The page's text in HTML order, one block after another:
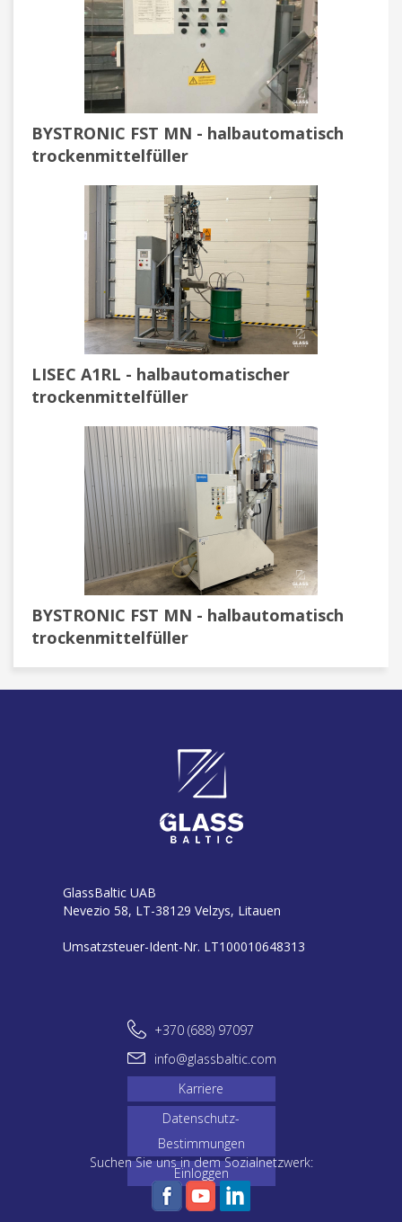
BYSTRONIC FST MN - halbautomatisch
trockenmittelfüller
LISEC A1RL - halbautomatischer
trockenmittelfüller
BYSTRONIC FST MN - halbautomatisch
trockenmittelfüller
GlassBaltic UAB
Nevezio 58, LT-38129 Velzys, Litauen
Umsatzsteuer-Ident-Nr. LT100010648313
+370 (688) 97097
info@glassbaltic.com
Karriere
Datenschutz-
Bestimmungen
Einloggen
Suchen Sie uns in dem Sozialnetzwerk: